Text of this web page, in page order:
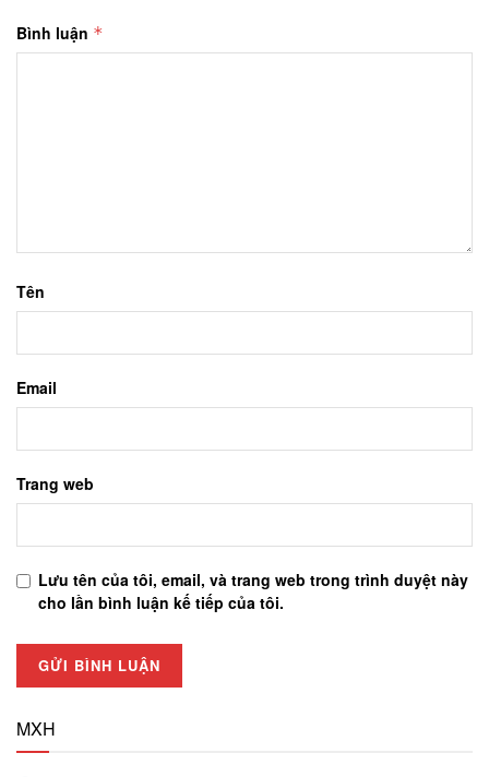
Bình luận *
Tên
Email
Trang web
Lưu tên của tôi, email, và trang web trong trình duyệt này
cho lần bình luận kế tiếp của tôi.
MXH